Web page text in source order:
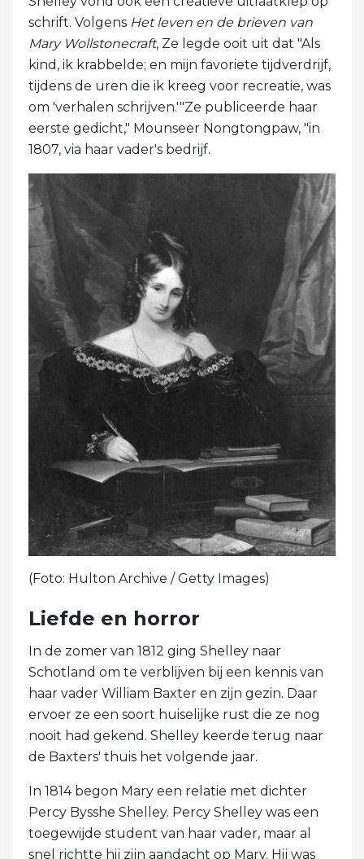
schrift. Volgens Het leven en de brieven van
Mary Wollstonecraft, Ze legde ooit uit dat "Als
kind, ik krabbelde; en mijn favoriete tijdverdrijf,
tijdens de uren die ik kreeg voor recreatie, was
om 'verhalen schrijven.'"Ze publiceerde haar
eerste gedicht," Mounseer Nongtongpaw, "in
1807, via haar vader's bedrijf.
(Foto: Hulton Archive / Getty Images)
Liefde en horror
In de zomer van 1812 ging Shelley naar
Schotland om te verblijven bij een kennis van
haar vader William Baxter en zijn gezin. Daar
ervoer ze een soort huiselijke rust die ze nog
nooit had gekend. Shelley keerde terug naar
de Baxters' thuis het volgende jaar.
In 1814 begon Mary een relatie met dichter
Percy Bysshe Shelley. Percy Shelley was een
toegewijde student van haar vader, maar al
snel richtte hij zijn aandacht op Mary. Hij was